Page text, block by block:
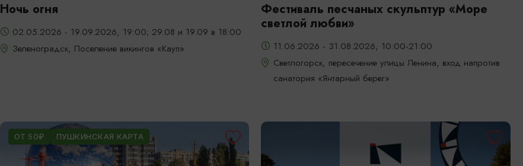
Ночь огня
02.05.2026 - 19.09.2026, 19:00; 29.08 и 19.09 в 18:00
Зеленоградск, Поселение викингов «Кауп»
Фестиваль песчаных скульптур «Море
светлой любви»
11.06.2026 - 31.08.2026, 10:00-21:00
Светлогорск, пересечение улицы Ленина, вход напротив
санатория «Янтарный берег»
ОТ 50₽ ПУШКИНСКАЯ КАРТА